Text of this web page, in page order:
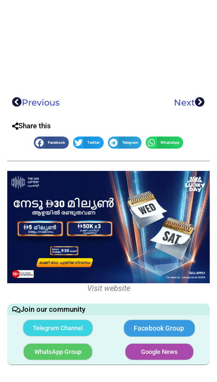
Previous Next
Share this
Facebook Twitter Telegram WhatsApp
Visit website
Join our community
Telegram Channel Facebook Group
WhatsApp Group Google News